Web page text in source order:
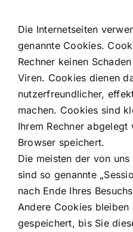
Die Internetseiten
genannte Cookies.
Rechner keinen
Viren. Cookies dienen
nutzerfreundlicher,
machen. Cookies sind
Ihrem Rechner
Browser speichert.
Die meisten der von
sind so genannte
nach Ende Ihres
Andere Cookies bleiben
gespeichert, bis Sie